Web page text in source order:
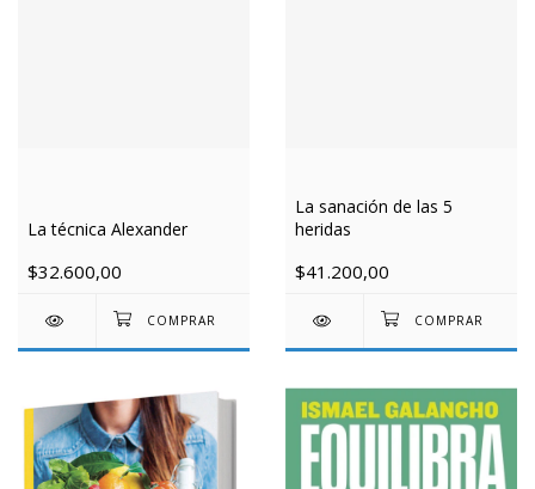
La técnica Alexander
$32.600,00
La sanación de las 5
heridas
$41.200,00